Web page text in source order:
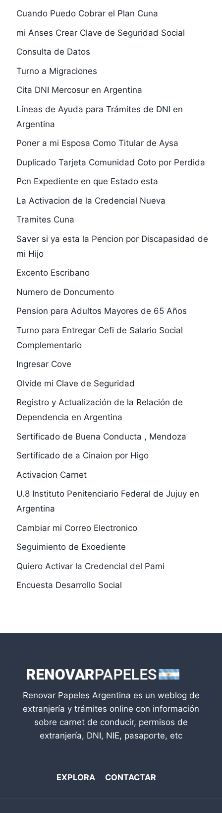
Cuando Puedo Cobrar el Plan Cuna
mi Anses Crear Clave de Seguridad Social
Consulta de Datos
Turno a Migraciones
Cita DNI Mercosur en Argentina
Líneas de Ayuda para Trámites de DNI en
Argentina
Poner a mi Esposa Como Titular de Aysa
Duplicado Tarjeta Comunidad Coto por Perdida
Pcn Expediente en que Estado esta
La Activacion de la Credencial Nueva
Tramites Cuna
Saver si ya esta la Pencion por Discapasidad de
mi Hijo
Excento Escribano
Numero de Doncumento
Pension para Adultos Mayores de 65 Años
Turno para Entregar Cefi de Salario Social
Complementario
Ingresar Cove
Olvide mi Clave de Seguridad
Registro y Actualización de la Relación de
Dependencia en Argentina
Sertificado de Buena Conducta , Mendoza
Sertificado de a Cinaion por Higo
Activacion Carnet
U.8 Instituto Penitenciario Federal de Jujuy en
Argentina
Cambiar mi Correo Electronico
Seguimiento de Exoediente
Quiero Activar la Credencial del Pami
Encuesta Desarrollo Social
Renovar Papeles Argentina es un weblog de
extranjería y trámites online con información
sobre carnet de conducir, permisos de
extranjería, DNI, NIE, pasaporte, etc
EXPLORA CONTACTAR